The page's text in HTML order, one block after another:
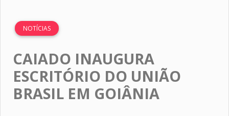
NOTÍCIAS
CAIADO INAUGURA
ESCRITÓRIO DO UNIÃO
BRASIL EM GOIÂNIA